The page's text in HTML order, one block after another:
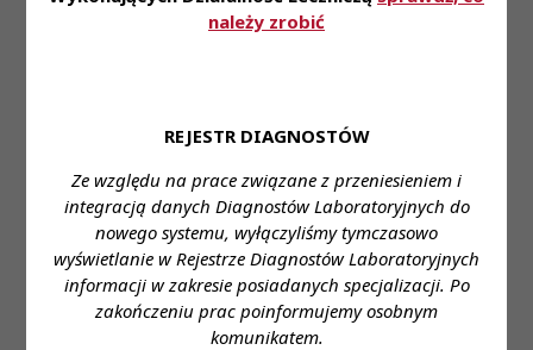
należy zrobić
REJESTR DIAGNOSTÓW
Ze względu na prace związane z przeniesieniem i
integracją danych Diagnostów Laboratoryjnych do
nowego systemu, wyłączyliśmy tymczasowo
wyświetlanie w Rejestrze Diagnostów Laboratoryjnych
informacji w zakresie posiadanych specjalizacji. Po
zakończeniu prac poinformujemy osobnym
komunikatem.
w sprawie powołania Kmisji
Laboratoryjnych dnia 12
w sprawie procedowania
uchwały podejmowanej
przez Krajową Radę
Diagnostów
Laboratoryjnych w trybie
stacjonarnym z
wyłączeniem stosowania
Uchwały
KRDL -
Kadencja
VI
Posiedzenie
XVI
Treść
Załącznik-